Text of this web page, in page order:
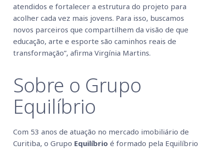
atendidos e fortalecer a estrutura do projeto para
acolher cada vez mais jovens. Para isso, buscamos
novos parceiros que compartilhem da visão de que
educação, arte e esporte são caminhos reais de
transformação”, afirma Virgínia Martins.
Sobre o Grupo
Equilíbrio
Com 53 anos de atuação no mercado imobiliário de
Curitiba, o Grupo Equilíbrio é formado pela Equilíbrio